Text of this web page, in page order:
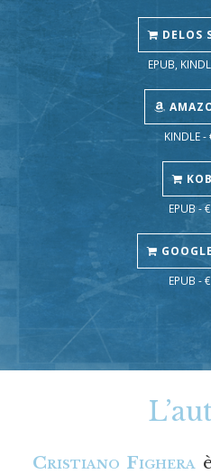
DELOS
EPUB,
KINDLE
EPUB -
EPUB -
Cristiano Fighera